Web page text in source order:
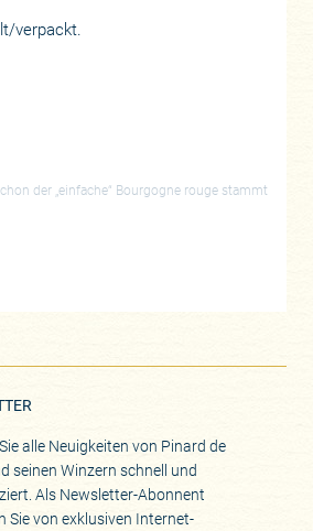
verpackt.
der „einfache“ Bourgogne rouge stammt
alle Neuigkeiten von Pinard de
seinen Winzern schnell und
Als Newsletter-Abonnent
Sie von exklusiven Internet-